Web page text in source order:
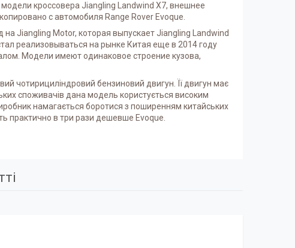
кроссовера Jiangling Landwind X7, внешнее
с автомобиля Range Rover Evoque.
на Jiangling Motor, которая выпускает Jiangling Landwind
реализовываться на рынке Китая еще в 2014 году
Модели имеют одинаковое строение кузова,
чотирициліндровий бензиновий двигун. Її двигун має
споживачів дана модель користується високим
намагається боротися з поширенням китайських
практично в три рази дешевше Evoque.